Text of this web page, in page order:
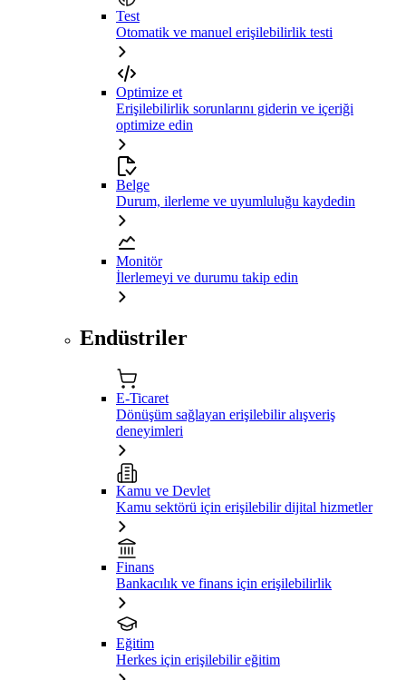
Test
Otomatik ve manuel erişilebilirlik testi
Optimize et
Erişilebilirlik sorunlarını giderin ve içeriği
optimize edin
Belge
Durum, ilerleme ve uyumluluğu kaydedin
Monitör
İlerlemeyi ve durumu takip edin
Endüstriler
E-Ticaret
Dönüşüm sağlayan erişilebilir alışveriş
deneyimleri
Kamu ve Devlet
Kamu sektörü için erişilebilir dijital hizmetler
Finans
Bankacılık ve finans için erişilebilirlik
Eğitim
Herkes için erişilebilir eğitim